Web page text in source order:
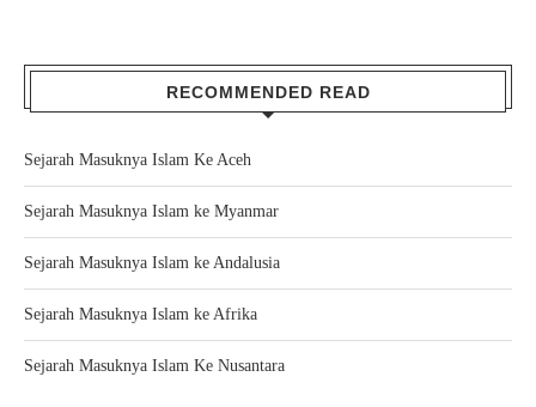
RECOMMENDED READ
Sejarah Masuknya Islam Ke Aceh
Sejarah Masuknya Islam ke Myanmar
Sejarah Masuknya Islam ke Andalusia
Sejarah Masuknya Islam ke Afrika
Sejarah Masuknya Islam Ke Nusantara